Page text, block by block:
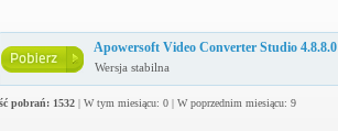
Apowersoft Video Converter Studio 4.8.8.0
Wersja stabilna
pobrań: 1532| W tym miesiącu: 0 | W poprzednim miesiącu: 9